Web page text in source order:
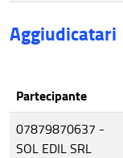
Aggiudicatari
Partecipante
07879870637 -
SOL EDIL SRL